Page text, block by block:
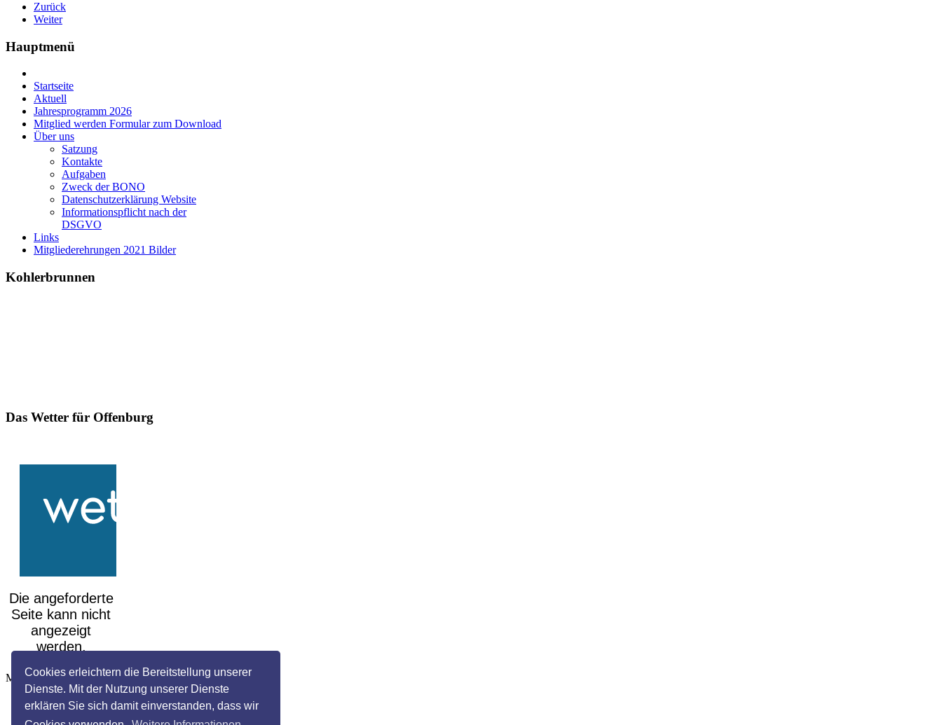
Cookies erleichtern die Bereitstellung unserer
Dienste. Mit der Nutzung unserer Dienste
erklären Sie sich damit einverstanden, dass wir
Zurück
Weiter
Hauptmenü
Startseite
Aktuell
Jahresprogramm 2026
Mitglied werden Formular zum Download
Über uns
Satzung
Kontakte
Aufgaben
Zweck der BONO
Datenschutzerklärung Website
Informationspflicht nach der
DSGVO
Links
Mitgliederehrungen 2021 Bilder
Kohlerbrunnen
Das Wetter für Offenburg
Mehr aufwetteronline.de